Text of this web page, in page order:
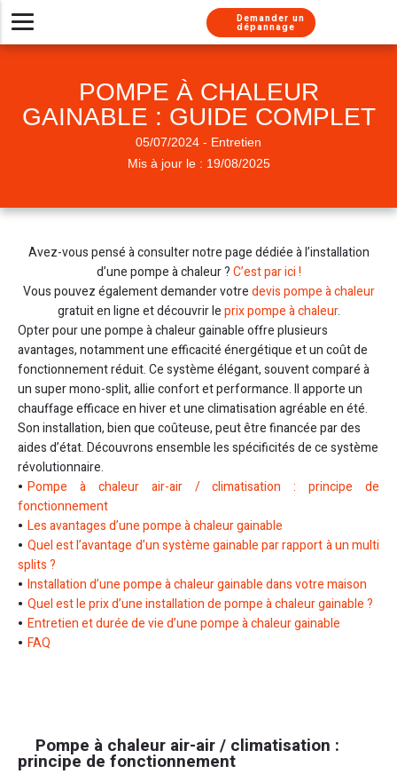
Aller au menu
Aller au contenuDemander un
dépannage
Chaudière gaz
Pompe à chaleur
Chaudière fioul
Climatisation
Adoucisseur
Chauffe-eau solaire
Chaudière gaz
Chauffe-eau gaz
Pompe à chaleur
Chauffe-eau solaire
Climatisation
Besoin de conseils
Chaudière gaz
Pompe à chaleur
Installation chauffe-eau thermodynamique
Installation Thermostat
Simulateur chaudière
Pompes à chaleur
Climatisations réversibles
Nos métiers
Nos services
Nos labels
Presse
POMPE À CHALEUR
GAINABLE : GUIDE COMPLET
05/07/2024 - Entretien
Mis à jour le : 19/08/2025
Avez-vous pensé à consulter notre page dédiée à l’installation
d’une pompe à chaleur ?C’est par ici !
Vous pouvez également demander votredevis pompe à chaleur
gratuit en ligne et découvrir leprix pompe à chaleur.
Opter pour une pompe à chaleur gainable offre plusieurs
avantages, notamment une efficacité énergétique et un coût de
fonctionnement réduit. Ce système élégant, souvent comparé à
un super mono-split, allie confort et performance. Il apporte un
chauffage efficace en hiver et une climatisation agréable en été.
Son installation, bien que coûteuse, peut être financée par des
aides d’état. Découvrons ensemble les spécificités de ce système
révolutionnaire.
Pompe à chaleur air-air / climatisation : principe de
fonctionnement
Les avantages d’une pompe à chaleur gainable
Quel est l’avantage d’un système gainable par rapport à un multi
splits ?
Installation d’une pompe à chaleur gainable dans votre maison
Quel est le prix d’une installation de pompe à chaleur gainable ?
Entretien et durée de vie d’une pompe à chaleur gainable
FAQ
Pompe à chaleur air-air / climatisation :
principe de fonctionnement